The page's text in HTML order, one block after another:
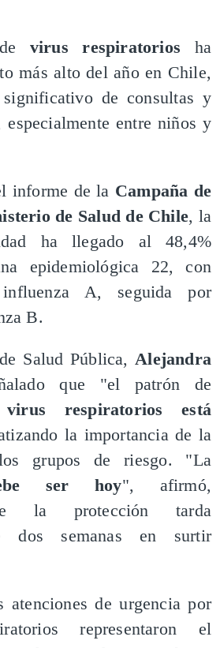
virus respiratorios ha
más alto del año en Chile,
de consultas y
especialmente entre niños y
informe de la Campaña de
de Salud de Chile, la
ha llegado al 48,4%
epidemiológica 22, con
A, seguida por
B.
Salud Pública,Alejandra
que "el patrón de
virus respiratorios está
la importancia de la
grupos de riesgo. "La
ser hoy", afirmó,
la protección tarda
dos semanas en surtir
atenciones de urgencia por
representaron el